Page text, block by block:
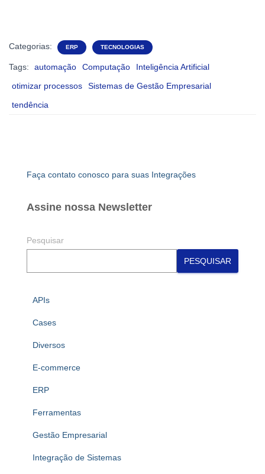
Categorias: ERP TECNOLOGIAS
Tags: automação Computação
Inteligência Artificial
otimizar processos
Sistemas de Gestão Empresarial
tendência
Faça contato conosco para suas Integrações
Assine nossa Newsletter
Pesquisar
PESQUISAR
APIs
Cases
Diversos
E-commerce
ERP
Ferramentas
Gestão Empresarial
Integração de Sistemas